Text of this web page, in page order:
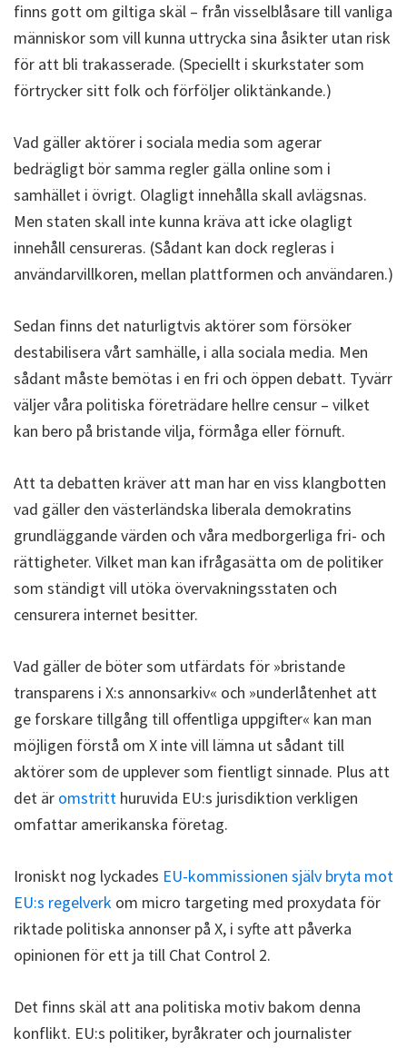
finns gott om giltiga skäl – från visselblåsare till vanliga
människor som vill kunna uttrycka sina åsikter utan risk
för att bli trakasserade. (Speciellt i skurkstater som
förtrycker sitt folk och förföljer oliktänkande.)
Vad gäller aktörer i sociala media som agerar
bedrägligt bör samma regler gälla online som i
samhället i övrigt. Olagligt innehålla skall avlägsnas.
Men staten skall inte kunna kräva att icke olagligt
innehåll censureras. (Sådant kan dock regleras i
användarvillkoren, mellan plattformen och användaren.)
Sedan finns det naturligtvis aktörer som försöker
destabilisera vårt samhälle, i alla sociala media. Men
sådant måste bemötas i en fri och öppen debatt. Tyvärr
väljer våra politiska företrädare hellre censur – vilket
kan bero på bristande vilja, förmåga eller förnuft.
Att ta debatten kräver att man har en viss klangbotten
vad gäller den västerländska liberala demokratins
grundläggande värden och våra medborgerliga fri- och
rättigheter. Vilket man kan ifrågasätta om de politiker
som ständigt vill utöka övervakningsstaten och
censurera internet besitter.
Vad gäller de böter som utfärdats för »bristande
transparens i X:s annonsarkiv« och »underlåtenhet att
ge forskare tillgång till offentliga uppgifter« kan man
möjligen förstå om X inte vill lämna ut sådant till
aktörer som de upplever som fientligt sinnade. Plus att
det är omstritt huruvida EU:s jurisdiktion verkligen
omfattar amerikanska företag.
Ironiskt nog lyckades EU-kommissionen själv bryta mot
EU:s regelverk om micro targeting med proxydata för
riktade politiska annonser på X, i syfte att påverka
opinionen för ett ja till Chat Control 2.
Det finns skäl att ana politiska motiv bakom denna
konflikt. EU:s politiker, byråkrater och journalister